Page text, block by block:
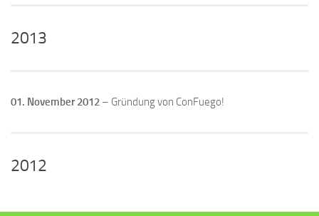
2013
01. November 2012 – Gründung von ConFuego!
2012